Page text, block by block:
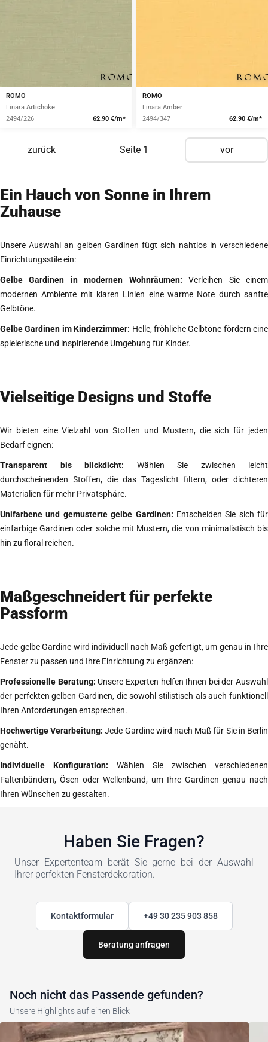
ROMO
Linara Artichoke
2494/226
62.90 €/m*
ROMO
Linara Amber
2494/347
62.90 €/m*
zurück Seite 1 vor
Ein Hauch von Sonne in Ihrem
Zuhause
Unsere Auswahl an gelben Gardinen fügt sich nahtlos in verschiedene
Einrichtungsstile ein:
Gelbe Gardinen in modernen Wohnräumen: Verleihen Sie einem
modernen Ambiente mit klaren Linien eine warme Note durch sanfte
Gelbtöne.
Gelbe Gardinen im Kinderzimmer: Helle, fröhliche Gelbtöne fördern eine
spielerische und inspirierende Umgebung für Kinder.
Vielseitige Designs und Stoffe
Wir bieten eine Vielzahl von Stoffen und Mustern, die sich für jeden
Bedarf eignen:
Transparent bis blickdicht: Wählen Sie zwischen leicht
durchscheinenden Stoffen, die das Tageslicht filtern, oder dichteren
Materialien für mehr Privatsphäre.
Unifarbene und gemusterte gelbe Gardinen: Entscheiden Sie sich für
einfarbige Gardinen oder solche mit Mustern, die von minimalistisch bis
hin zu floral reichen.
Maßgeschneidert für perfekte
Passform
Jede gelbe Gardine wird individuell nach Maß gefertigt, um genau in Ihre
Fenster zu passen und Ihre Einrichtung zu ergänzen:
Professionelle Beratung: Unsere Experten helfen Ihnen bei der Auswahl
der perfekten gelben Gardinen, die sowohl stilistisch als auch funktionell
Ihren Anforderungen entsprechen.
Hochwertige Verarbeitung: Jede Gardine wird nach Maß für Sie in Berlin
genäht.
Individuelle Konfiguration: Wählen Sie zwischen verschiedenen
Faltenbändern, Ösen oder Wellenband, um Ihre Gardinen genau nach
Ihren Wünschen zu gestalten.
Haben Sie Fragen?
Unser Expertenteam berät Sie gerne bei der Auswahl
Ihrer perfekten Fensterdekoration.
Kontaktformular +49 30 235 903 858
Beratung anfragen
Noch nicht das Passende gefunden?
Unsere Highlights auf einen Blick